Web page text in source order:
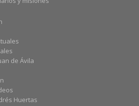
de Ávila
Huertas